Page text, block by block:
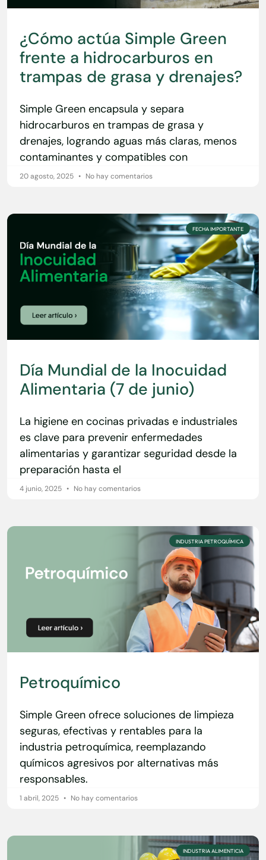
¿Cómo actúa Simple Green
frente a hidrocarburos en
trampas de grasa y drenajes?
Simple Green encapsula y separa
hidrocarburos en trampas de grasa y
drenajes, logrando aguas más claras, menos
contaminantes y compatibles con
20 agosto, 2025 No hay comentarios
FECHA IMPORTANTE
Día Mundial de la Inocuidad
Alimentaria (7 de junio)
La higiene en cocinas privadas e industriales
es clave para prevenir enfermedades
alimentarias y garantizar seguridad desde la
preparación hasta el
4 junio, 2025 No hay comentarios
INDUSTRIA PETROQUÍMICA
Petroquímico
Simple Green ofrece soluciones de limpieza
seguras, efectivas y rentables para la
industria petroquímica, reemplazando
químicos agresivos por alternativas más
responsables.
1 abril, 2025 No hay comentarios
INDUSTRIA ALIMENTICIA